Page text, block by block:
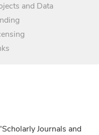
and Data
Journals and